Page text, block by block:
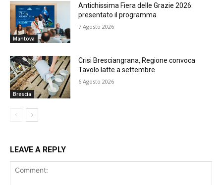
Mantova
Antichissima Fiera delle Grazie 2026:
presentato il programma
7 Agosto 2026
Brescia
Crisi Bresciangrana, Regione convoca
Tavolo latte a settembre
6 Agosto 2026
LEAVE A REPLY